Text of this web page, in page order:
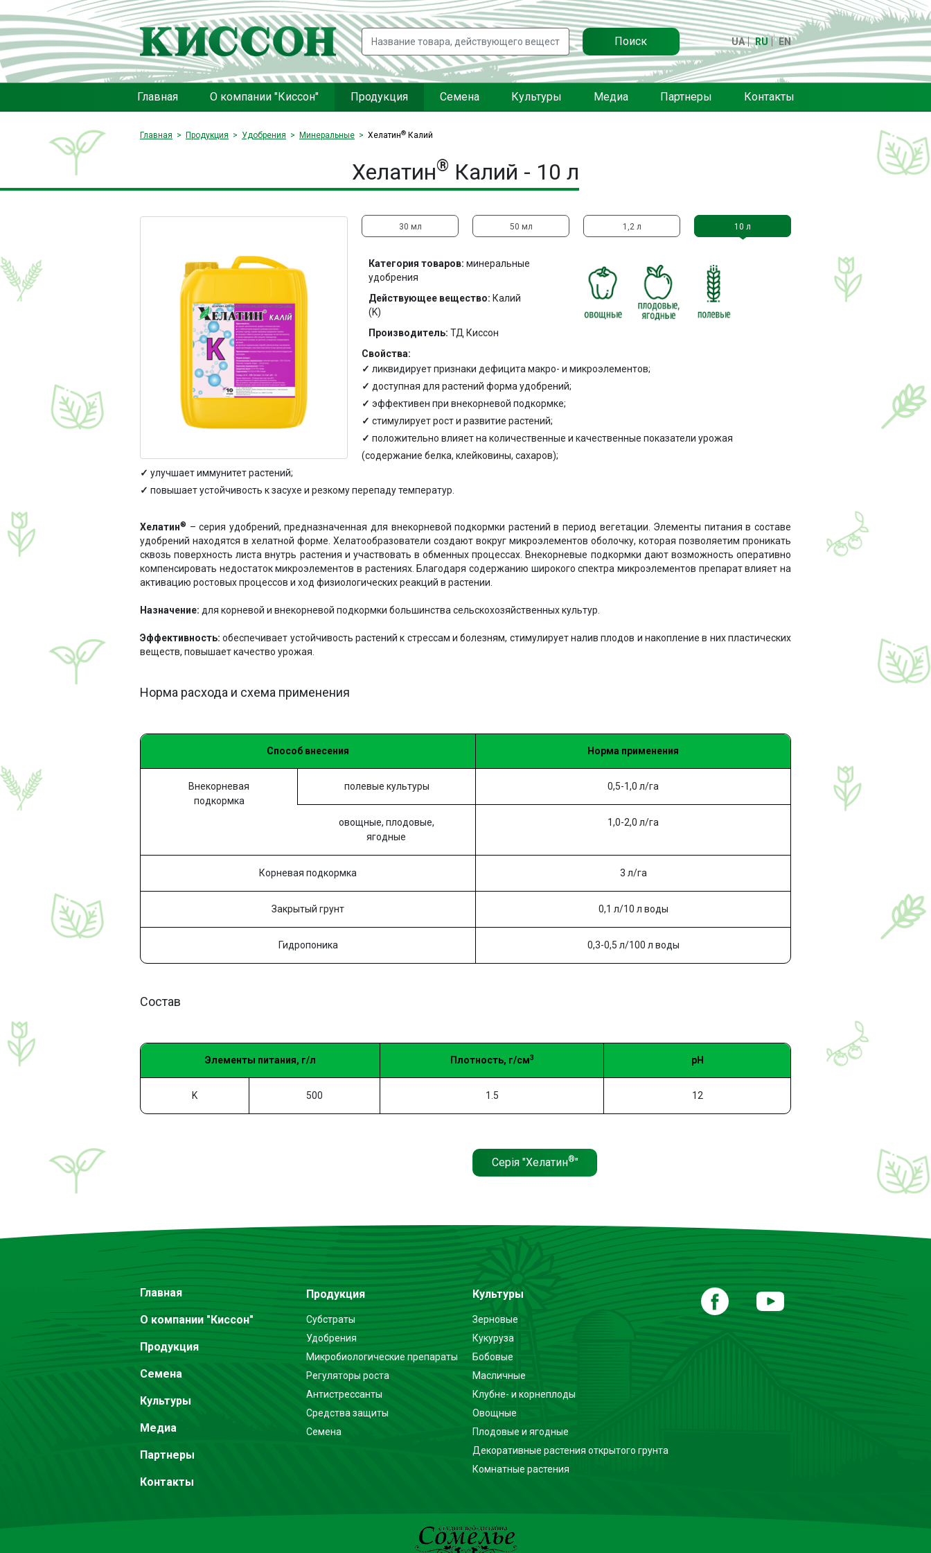
Поиск UA RU EN
Главная О компании "Киссон" Продукция Семена Культуры Медиа Партнеры Контакты
Главная Продукция Удобрения Минеральные Хелатин® Калий
Хелатин® Калий - 10 л
30 мл 50 мл 1,2 л 10 л
Категория товаров: минеральные
удобрения
Действующее вещество: Калий
(K)
Производитель: ТД Киссон
Свойства:
ликвидирует признаки дефицита макро- и микроэлементов;
доступная для растений форма удобрений;
эффективен при внекорневой подкормке;
стимулирует рост и развитие растений;
положительно влияет на количественные и качественные показатели урожая
(содержание белка, клейковины, сахаров);
улучшает иммунитет растений;
повышает устойчивость к засухе и резкому перепаду температур.
Хелатин® – серия удобрений, предназначенная для внекорневой подкормки растений в период вегетации. Элементы питания в составе
удобрений находятся в хелатной форме. Хелатообразователи создают вокруг микроэлементов оболочку, которая позволяетим проникать
сквозь поверхность листа внутрь растения и участвовать в обменных процессах. Внекорневые подкормки дают возможность оперативно
компенсировать недостаток микроэлементов в растениях. Благодаря содержанию широкого спектра микроэлементов препарат влияет на
активацию ростовых процессов и ход физиологических реакций в растении.
Назначение: для корневой и внекорневой подкормки большинства сельскохозяйственных культур.
Эффективность:обеспечивает устойчивость растений к стрессам и болезням, стимулирует налив плодов и накопление в них пластических
веществ, повышает качество урожая.
Норма расхода и схема применения
Способ внесения Норма применения
Внекорневая
подкормка
полевые культуры 0,5-1,0 л/га
овощные, плодовые,
ягодные
1,0-2,0 л/га
Корневая подкормка 3 л/га
Закрытый грунт 0,1 л/10 л воды
Гидропоника 0,3-0,5 л/100 л воды
Состав
Элементы питания, г/л Плотность, г/см3 рН
K 500 1.5 12
Серія "Хелатин®"
Главная
О компании "Киссон"
Продукция
Семена
Культуры
Медиа
Партнеры
Контакты
Продукция
Субстраты
Удобрения
Микробиологические препараты
Регуляторы роста
Антистрессанты
Средства защиты
Семена
Культуры
Зерновые
Кукуруза
Бобовые
Масличные
Клубне- и корнеплоды
Овощные
Плодовые и ягодные
Декоративные растения открытого грунта
Комнатные растения